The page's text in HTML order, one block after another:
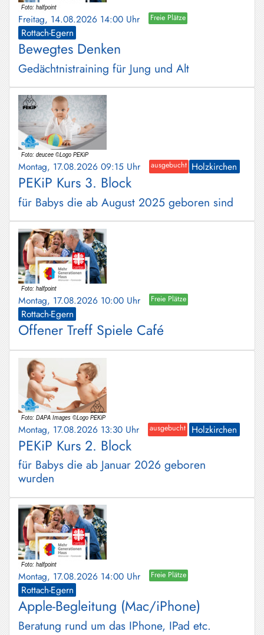
Freitag, 14.08.2026 14:00 Uhr Freie Plätze
Rottach-Egern
Bewegtes Denken
Gedächtnistraining für Jung und Alt
Montag, 17.08.2026 09:15 Uhr ausgebucht Holzkirchen
PEKiP Kurs 3. Block
für Babys die ab August 2025 geboren sind
Montag, 17.08.2026 10:00 Uhr Freie Plätze
Rottach-Egern
Offener Treff Spiele Café
Montag, 17.08.2026 13:30 Uhr ausgebucht Holzkirchen
PEKiP Kurs 2. Block
für Babys die ab Januar 2026 geboren
wurden
Montag, 17.08.2026 14:00 Uhr Freie Plätze
Rottach-Egern
Apple-Begleitung (Mac/iPhone)
Beratung rund um das IPhone, IPad etc.